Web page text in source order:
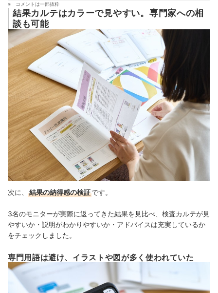
コメントは一部抜粋
結果カルテはカラーで見やすい。専門家への相
談も可能
次に、 結果の納得感の検証です。
3名のモニターが実際に返ってきた結果を見比べ、検査カルテが見
やすいか・説明がわかりやすいか・アドバイスは充実しているか
をチェックしました。
専門用語は避け、イラストや図が多く使われていた